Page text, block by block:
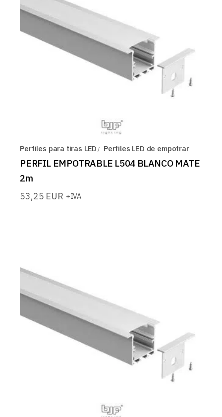
Perfiles para tiras LED Perfiles LED de empotrar
PERFIL EMPOTRABLE L504 BLANCO MATE
2m
53,25 EUR +IVA